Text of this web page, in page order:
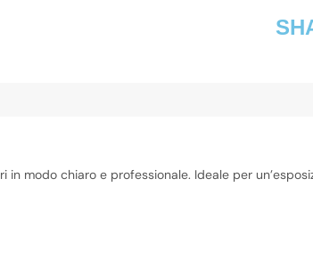
in modo chiaro e professionale. Ideale per